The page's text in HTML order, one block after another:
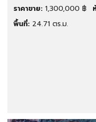
ราคาขาย: 1,300,000 ฿
พื้นที่: 24.71 ตร.ม.